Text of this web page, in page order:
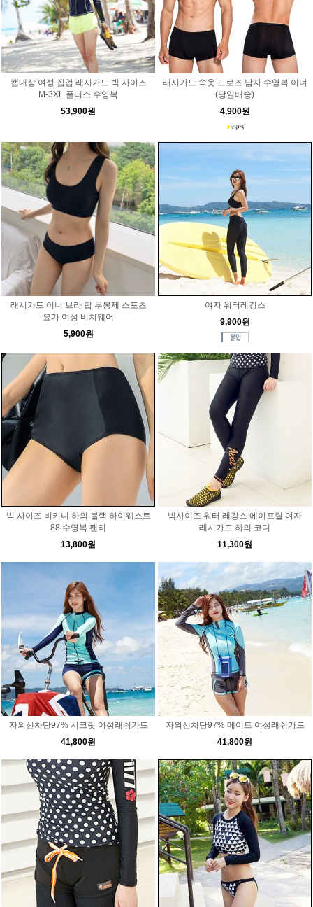
캡내장 여성 집업 래시가드 빅 사이즈
M-3XL 플러스 수영복
53,900원
래시가드 속옷 드로즈 남자 수영복 이너
(당일배송)
4,900원
래시가드 이너 브라 탑 무봉제 스포츠
요가 여성 비치웨어
5,900원
여자 워터레깅스
9,900원
빅 사이즈 비키니 하의 블랙 하이웨스트
88 수영복 팬티
13,800원
빅사이즈 워터 레깅스 에이프릴 여자
래시가드 하의 코디
11,300원
자외선차단97% 시크릿 여성래쉬가드
41,800원
자외선차단97% 메이트 여성래쉬가드
41,800원